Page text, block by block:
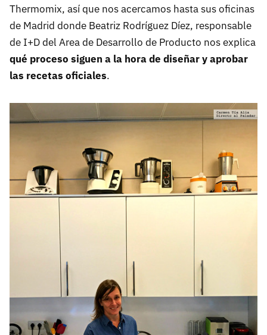
Thermomix, así que nos acercamos hasta sus oficinas
de Madrid donde Beatriz Rodríguez Díez, responsable
de I+D del Area de Desarrollo de Producto nos explica
qué proceso siguen a la hora de diseñar y aprobar
las recetas oficiales.